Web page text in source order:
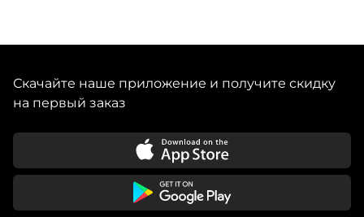
Скачайте наше приложение и получите скидку
на первый заказ